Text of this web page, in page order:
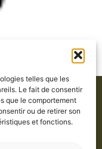
telles que les
Le fait de consentir
que le comportement
ou de retirer son
et fonctions.